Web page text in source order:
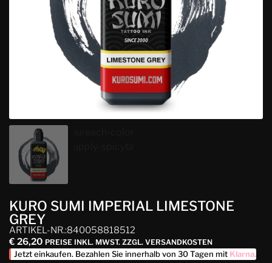
KURO SUMI IMPERIAL LIMESTONE
GREY
ARTIKEL-NR.:840058818512
€ 26,20 PREISE INKL. MWST. ZZGL. VERSANDKOSTEN
Jetzt einkaufen. Bezahlen Sie innerhalb von 30 Tagen mit Klarna.